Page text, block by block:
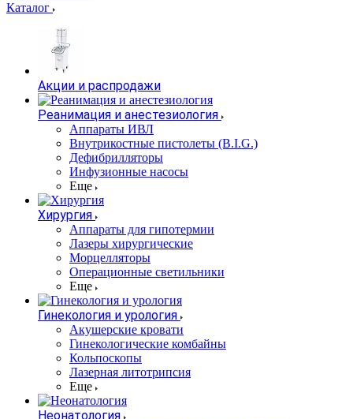
Каталог
Акции и распродажи
Реанимация и анестезиология
Аппараты ИВЛ
Внутрикостные пистолеты (B.I.G.)
Дефибрилляторы
Инфузионные насосы
Еще
Хирургия
Аппараты для гипотермии
Лазеры хирургические
Морцелляторы
Операционные светильники
Еще
Гинекология и урология
Акушерские кровати
Гинекологические комбайны
Кольпоскопы
Лазерная литотрипсия
Еще
Неонатология